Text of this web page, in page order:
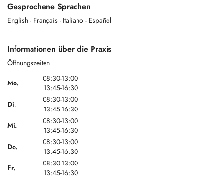
Gesprochene Sprachen
English - Français - Italiano - Español
Informationen über die Praxis
Öffnungszeiten
Mo.
08:30-13:00
13:45-16:30
Di.
08:30-13:00
13:45-16:30
Mi.
08:30-13:00
13:45-16:30
Do.
08:30-13:00
13:45-16:30
Fr.
08:30-13:00
13:45-16:30